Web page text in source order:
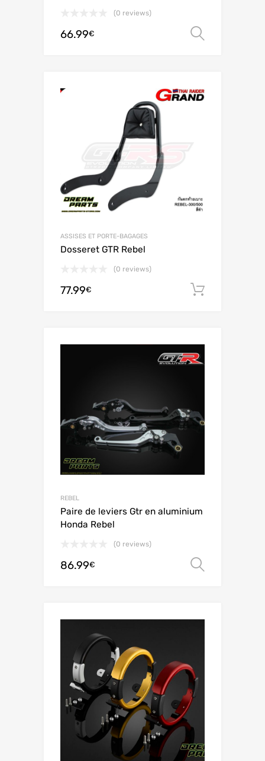
(0 reviews)
66.99€
ASSISES ET PORTE-BAGAGES
Dosseret GTR Rebel
(0 reviews)
77.99€
REBEL
Paire de leviers Gtr en aluminium
Honda Rebel
(0 reviews)
86.99€